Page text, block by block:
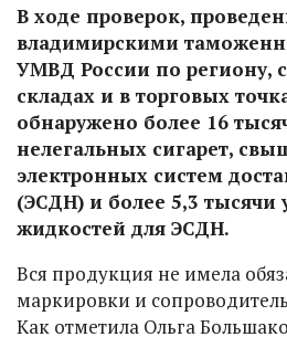
В ходе проверок,
владимирскими
УМВД России по региону,
складах и в торговых
обнаружено более 16
нелегальных сигарет,
электронных систем
(ЭСДН) и более 5,3 тысячи
жидкостей для ЭСДН.
Вся продукция не имела
маркировки и
Как отметила Ольга